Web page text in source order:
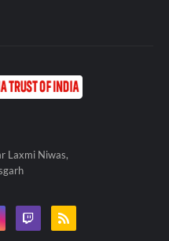
Laxmi Niwas,